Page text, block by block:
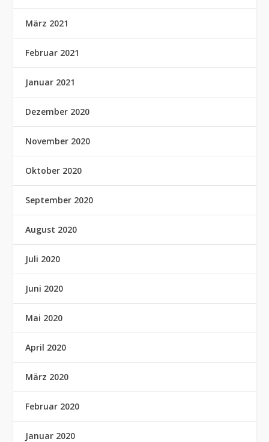
März 2021
Februar 2021
Januar 2021
Dezember 2020
November 2020
Oktober 2020
September 2020
August 2020
Juli 2020
Juni 2020
Mai 2020
April 2020
März 2020
Februar 2020
Januar 2020